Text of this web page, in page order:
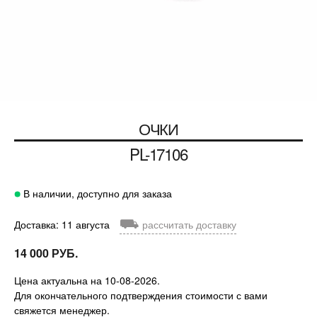
ОЧКИ
PL-17106
В наличии, доступно для заказа
Доставка: 11 августа ⛟ рассчитать доставку
14 000 РУБ.
Цена актуальна на 10-08-2026.
Для окончательного подтверждения стоимости с вами
свяжется менеджер.